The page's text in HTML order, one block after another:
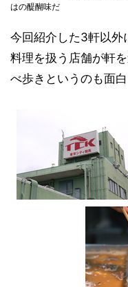
はの醍醐味だ
今回紹介した3軒以外
料理を扱う店舗が軒
べ歩きというのも面白